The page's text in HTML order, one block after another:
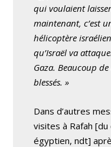
qui voulaient
maintenant, c’est
hélicoptère
qu’Israël va
Gaza. Beaucoup
blessés. »
Dans d’autres
visites à Rafah [du
égyptien, ndt]